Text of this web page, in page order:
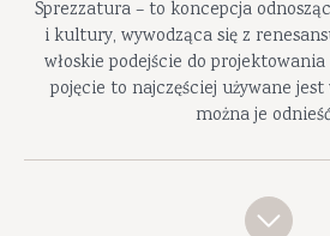
Sprezzatura – to koncepcja
i kultury, wywodząca się z
włoskie podejście do
pojęcie to najczęściej używane
można je